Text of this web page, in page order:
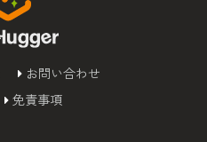
お問い合わせ
免責事項